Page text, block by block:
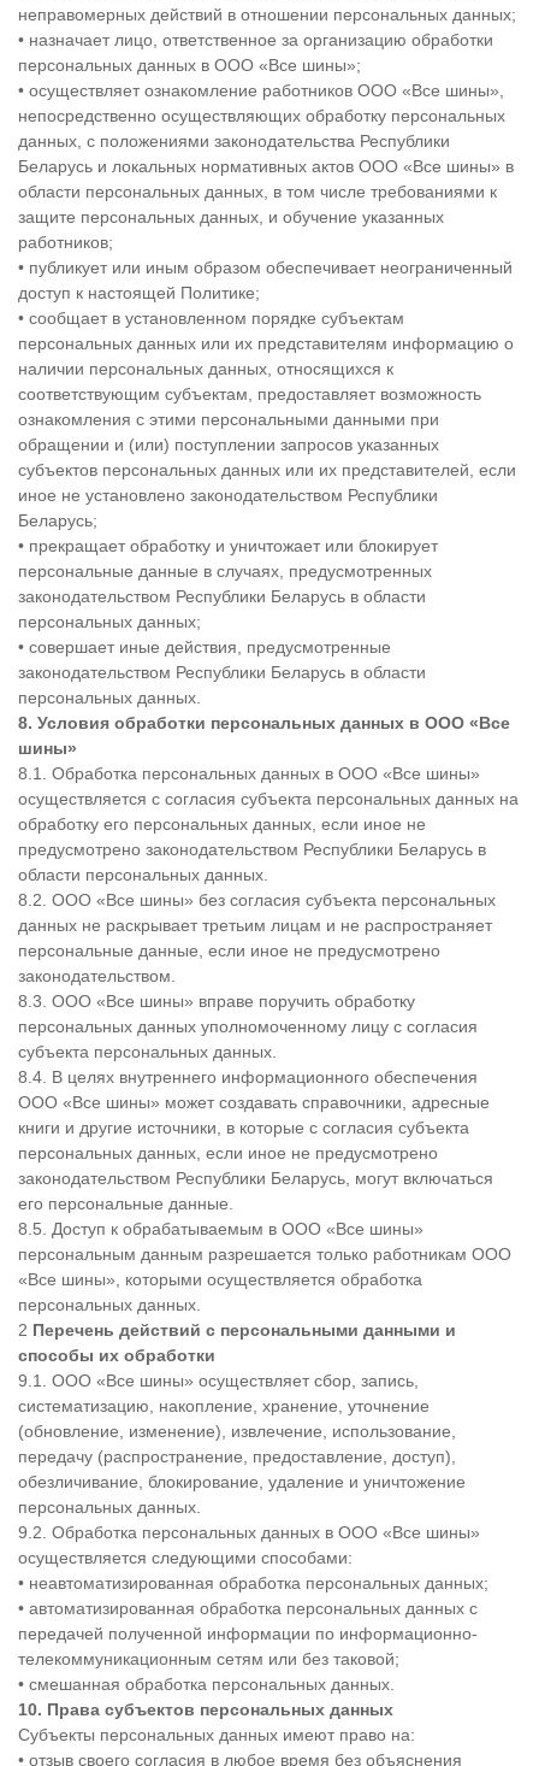
неправомерных действий в отношении персональных данных;
• назначает лицо, ответственное за организацию обработки
персональных данных в ООО «Все шины»;
• осуществляет ознакомление работников ООО «Все шины»,
непосредственно осуществляющих обработку персональных
данных, с положениями законодательства Республики
Беларусь и локальных нормативных актов ООО «Все шины» в
области персональных данных, в том числе требованиями к
защите персональных данных, и обучение указанных
работников;
• публикует или иным образом обеспечивает неограниченный
доступ к настоящей Политике;
• сообщает в установленном порядке субъектам
персональных данных или их представителям информацию о
наличии персональных данных, относящихся к
соответствующим субъектам, предоставляет возможность
ознакомления с этими персональными данными при
обращении и (или) поступлении запросов указанных
субъектов персональных данных или их представителей, если
иное не установлено законодательством Республики
Беларусь;
• прекращает обработку и уничтожает или блокирует
персональные данные в случаях, предусмотренных
законодательством Республики Беларусь в области
персональных данных;
• совершает иные действия, предусмотренные
законодательством Республики Беларусь в области
персональных данных.
8. Условия обработки персональных данных в ООО «Все
шины»
8.1. Обработка персональных данных в ООО «Все шины»
осуществляется с согласия субъекта персональных данных на
обработку его персональных данных, если иное не
предусмотрено законодательством Республики Беларусь в
области персональных данных.
8.2. ООО «Все шины» без согласия субъекта персональных
данных не раскрывает третьим лицам и не распространяет
персональные данные, если иное не предусмотрено
законодательством.
8.3. ООО «Все шины» вправе поручить обработку
персональных данных уполномоченному лицу с согласия
субъекта персональных данных.
8.4. В целях внутреннего информационного обеспечения
ООО «Все шины» может создавать справочники, адресные
книги и другие источники, в которые с согласия субъекта
персональных данных, если иное не предусмотрено
законодательством Республики Беларусь, могут включаться
его персональные данные.
8.5. Доступ к обрабатываемым в ООО «Все шины»
персональным данным разрешается только работникам ООО
«Все шины», которыми осуществляется обработка
персональных данных.
Перечень действий с персональными данными и
способы их обработки
9.1. ООО «Все шины» осуществляет сбор, запись,
систематизацию, накопление, хранение, уточнение
(обновление, изменение), извлечение, использование,
передачу (распространение, предоставление, доступ),
обезличивание, блокирование, удаление и уничтожение
персональных данных.
9.2. Обработка персональных данных в ООО «Все шины»
осуществляется следующими способами:
• неавтоматизированная обработка персональных данных;
• автоматизированная обработка персональных данных с
передачей полученной информации по информационно-
телекоммуникационным сетям или без таковой;
• смешанная обработка персональных данных.
10. Права субъектов персональных данных
Субъекты персональных данных имеют право на:
• отзыв своего согласия в любое время без объяснения